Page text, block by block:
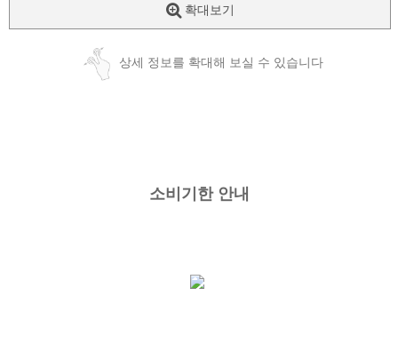
확대보기
상세 정보를 확대해 보실 수 있습니다
소비기한 안내